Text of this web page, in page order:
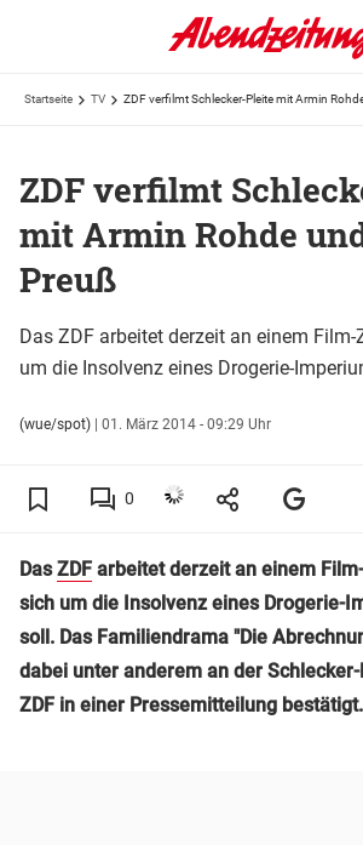
Startseite TV ZDF verfilmt Schlecker-Pleite mit Armin
ZDF verfilmt
mit Armin Rohde
Preuß
Das ZDF arbeitet derzeit an einem Film-
um die Insolvenz eines Drogerie-
(wue/spot) | 01. März 2014 - 09:29 Uhr
0
DasZDF arbeitet derzeit an einem
sich um die Insolvenz eines Drogerie-
soll. Das Familiendrama "Die
dabei unter anderem an der
ZDF in einer Pressemitteilung bestätigt.